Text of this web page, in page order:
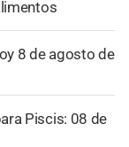
8 de agosto de
Piscis: 08 de